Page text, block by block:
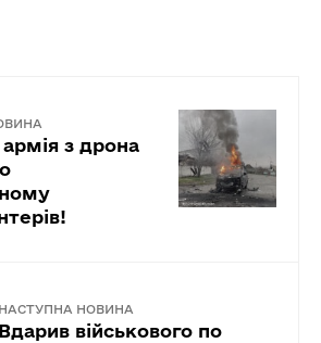
армія з дрона
НАСТУПНА НОВИНА
Вдарив військового по